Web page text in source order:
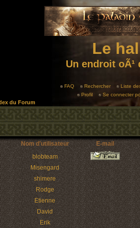
Le
Un endroit
FAQ Rechercher
Liste
Profil
Se connecter
du Forum
Nom d'utilisateur
E-mail
blobteam
Misengard
shimere
Rodge
Etienne
David
Erik